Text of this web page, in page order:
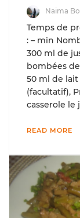
Naima
Temps de
: – min
300 ml de
bombées
50 ml de
(facultatif),
casserole le
READ MORE